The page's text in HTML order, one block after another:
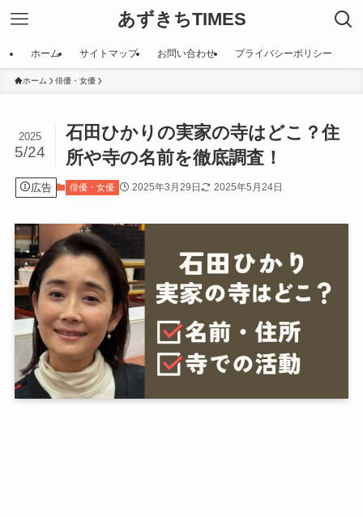
あずきちTIMES
ホーム サイトマップ お問い合わせ プライバシーポリシー
ホーム 俳優・女優
石田ひかりの実家の寺はどこ？住
所や寺の名前を徹底調査！
2025
5/24
広告 俳優・女優 2025年3月29日 2025年5月24日